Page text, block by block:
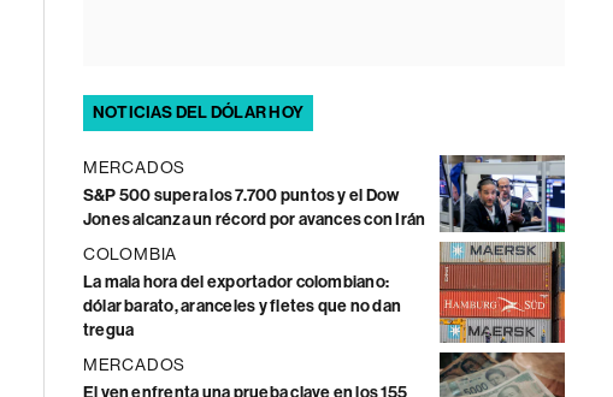
NOTICIAS DEL DÓLAR HOY
MERCADOS
S&P 500 supera los 7.700 puntos y el Dow
Jones alcanza un récord por avances con Irán
COLOMBIA
La mala hora del exportador colombiano:
dólar barato, aranceles y fletes que no dan
tregua
MERCADOS